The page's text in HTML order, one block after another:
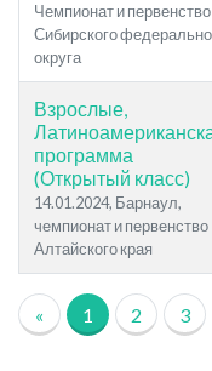
Чемпионат и первенство
Сибирского
округа
Взрослые,
программа
(Открытый класс)
14.01.2024, Барнаул,
чемпионат и первенство
Алтайского края
« 1 2 3